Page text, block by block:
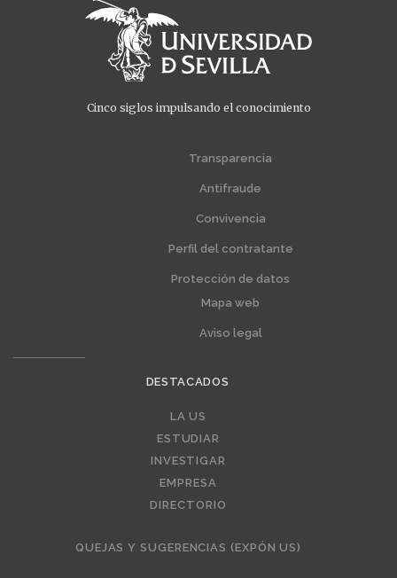
Cinco siglos impulsando el conocimiento
Transparencia
Antifraude
Convivencia
Perfil del contratante
Protección de datos
Mapa web
Aviso legal
DESTACADOS
LA US
ESTUDIAR
INVESTIGAR
EMPRESA
DIRECTORIO
QUEJAS Y SUGERENCIAS (EXPÓN US)